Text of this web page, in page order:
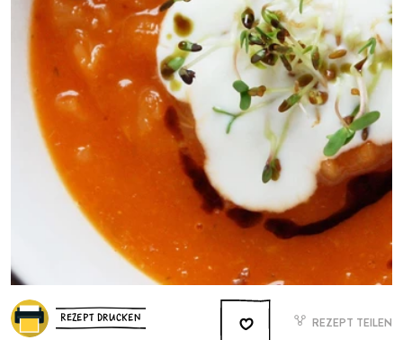
REZEPT DRUCKEN REZEPT TEILEN